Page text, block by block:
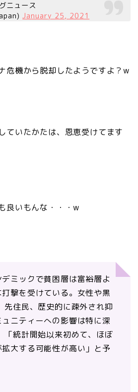
ニュース
January 25, 2021
危機から脱却したようですよ？w
ていたかたは、恩恵受けてます
良いもんな・・・w
ミックで貧困層は富裕層よ
撃を受けている。女性や黒
先住民、歴史的に疎外され抑
ニティーへの影響は特に深
「統計開始以来初めて、ほぼ
大する可能性が高い」と予